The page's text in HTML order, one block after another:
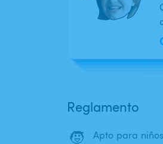
Reglamento
🧒 Apto para niños